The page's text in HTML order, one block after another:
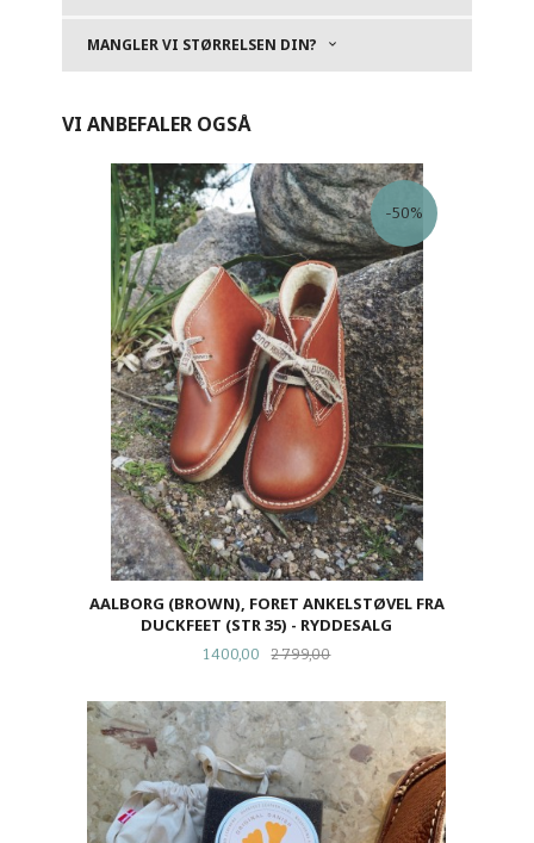
MANGLER VI STØRRELSEN DIN?
VI ANBEFALER OGSÅ
AALBORG (BROWN), FORET ANKELSTØVEL FRA
DUCKFEET (STR 35) - RYDDESALG
Tilbud
1 400,00 2 799,00Rabatt
-50%